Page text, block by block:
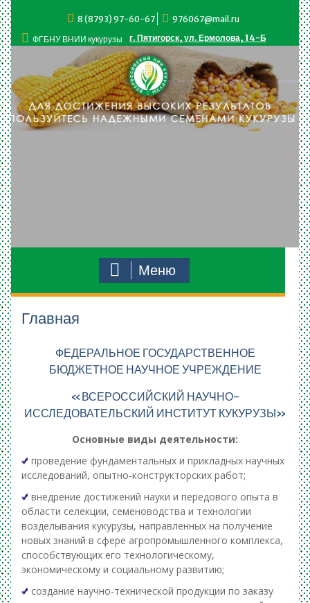
содержимому
8 (8793) 97-60-67
976067@mail.ru
ФГБНУ ВНИИ кукурузы
г. Пятигорск, ул. Ермолова, 14-Б
Меню
Главная
ФЕДЕРАЛЬНОЕ ГОСУДАРСТВЕННОЕ
БЮДЖЕТНОЕ НАУЧНОЕ УЧРЕЖДЕНИЕ
«ВСЕРОССИЙСКИЙ НАУЧНО-
ИССЛЕДОВАТЕЛЬСКИЙ ИНСТИТУТ КУКУРУЗЫ»
Основные виды деятельности:
проведение фундаментальных и прикладных научных
исследований, опытно-конструкторских работ;
внедрение достижений науки и передового опыта в
области селекции, семеноводства и технологии
возделывания кукурузы, направленных на получение
новых знаний в сфере агропромышленного комплекса,
способствующих его технологическому,
экономическому и социальному развитию;
создание научно-технической продукции по заказу